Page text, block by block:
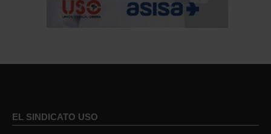
EL SINDICATO USO